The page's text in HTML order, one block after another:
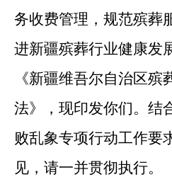
务收费管理，规范殡葬
进新疆殡葬行业健康发
《新疆维吾尔自治区
法》，现印发你们。结
败乱象专项行动工作要
见，请一并贯彻执行。